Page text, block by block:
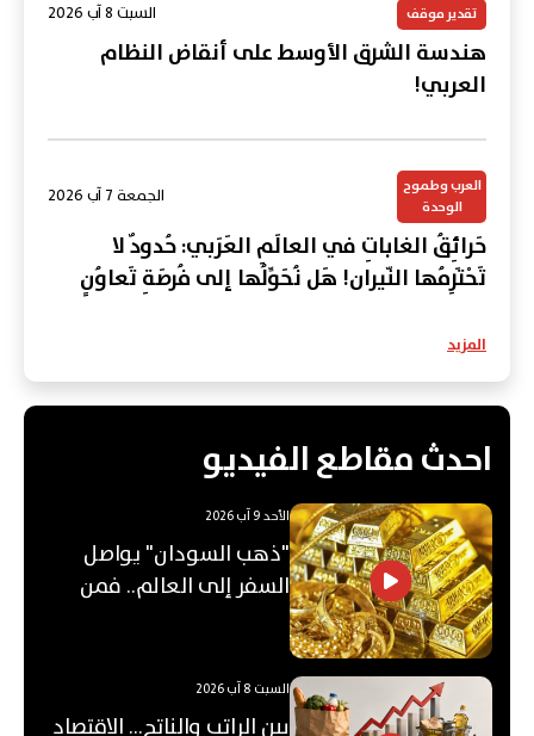
تقدير موقف السبت 8 آب 2026
هندسة الشرق الأوسط على أنقاض النظام
العربي!
العرب وطموح
الوحدة
الجمعة 7 آب 2026
حَرائِقُ الغاباتِ في العالَمِ العَرَبي: حُدودٌ لا
تَحْتَرِمُها النّيران! هَل نُحَوِّلُها إلى فُرصَةِ تَعاوُنٍ
المزيد
احدث مقاطع الفيديو
الأحد 9 آب 2026
"ذهب السودان" يواصل
السفر إلى العالم.. فمن
السبت 8 آب 2026
بين الراتب والناتج… الاقتصاد